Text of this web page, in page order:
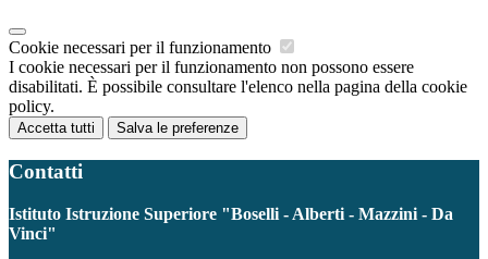
Cookie necessari per il funzionamento
I cookie necessari per il funzionamento non possono essere
disabilitati. È possibile consultare l'elenco nella pagina della cookie
policy.
Accetta tutti Salva le preferenze
Contatti
Istituto Istruzione Superiore "Boselli - Alberti - Mazzini - Da
Vinci"